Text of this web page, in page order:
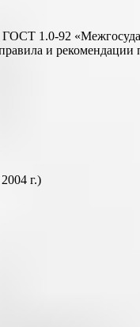
1.0-92
и рекомендации
г.)